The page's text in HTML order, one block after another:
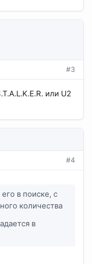
#3
или U2
#4
в поиске, с
количества
в